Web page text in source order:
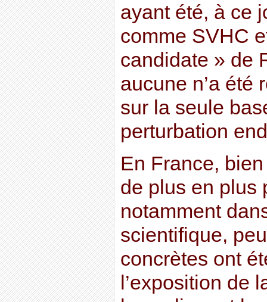
ayant été, à ce
comme SVHC
candidate » de
aucune n’a été
sur la seule
perturbation
En France,
de plus en plus
notamment
scientifique,
concrètes ont
l’exposition de